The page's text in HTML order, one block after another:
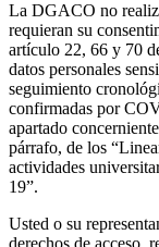
La DGACO no
requieran su
artículo 22, 66 y 70
datos personales
seguimiento
confirmadas por
apartado
párrafo, de los
actividades
19”.
Usted o su